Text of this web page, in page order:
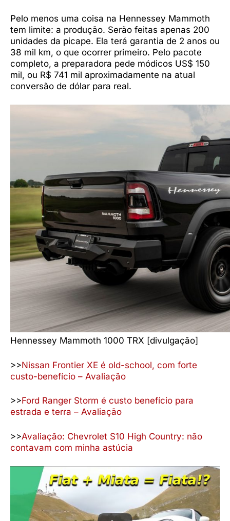
Pelo menos uma coisa na Hennessey Mammoth
tem limite: a produção. Serão feitas apenas 200
unidades da picape. Ela terá garantia de 2 anos ou
38 mil km, o que ocorrer primeiro. Pelo pacote
completo, a preparadora pede módicos US$ 150
mil, ou R$ 741 mil aproximadamente na atual
conversão de dólar para real.
Hennessey Mammoth 1000 TRX [divulgação]
>>Nissan Frontier XE é old-school, com forte
custo-benefício – Avaliação
>>Ford Ranger Storm é custo benefício para
estrada e terra – Avaliação
>>Avaliação: Chevrolet S10 High Country: não
contavam com minha astúcia